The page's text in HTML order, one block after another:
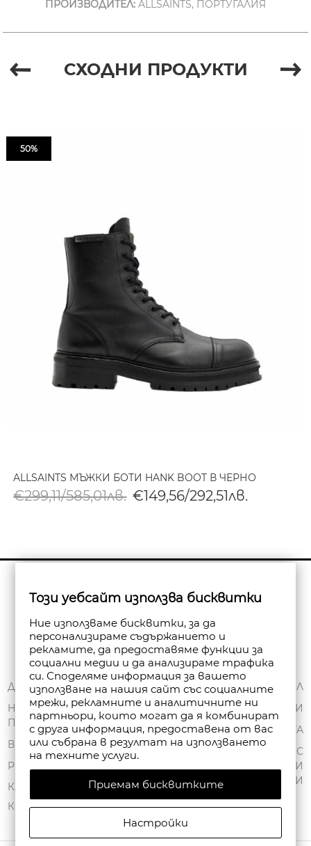
ПРОИЗВОДИТЕЛ: ALLSAINTS, ПОРТУГАЛИЯ
СХОДНИ ПРОДУКТИ
50%
ALLSAINTS МЪЖКИ БОТИ HANK BOOT В ЧЕРНО
€299,11/585,01лв. €149,56/292,51лв.
Абониране
ДОСТАВКА
НАЧИНИ НА
ПЛАЩАНЕ
ВРЪЩАНЕ
РЕКЛАМАЦИИ
КАРТА НА САЙТА
КОНТАКТИ
ЗА НАС
ОБЩИ УСЛОВИЯ
ПОЛИТИКА ЗА
ПОВЕРИТЕЛНОСТ
FAN POINT CLUB
МАГАЗИНИ
МОЯТ ПРОФИЛ
ПОРЪЧКИ
ЧАНТА
СПИСЪК С
ЖЕЛАНИ
ПРОДУКТИ
Този уебсайт използва бисквитки
Ние използваме бисквитки, за да
персонализираме съдържанието и
рекламите, да предоставяме функции за
социални медии и да анализираме трафика
си. Споделяме информация за вашето
използване на нашия сайт със социалните
мрежи, рекламните и аналитичните ни
партньори, които могат да я комбинират
с друга информация, предоставена от вас
или събрана в резултат на използването
на техните услуги.
Приемам бисквитките
Настройки